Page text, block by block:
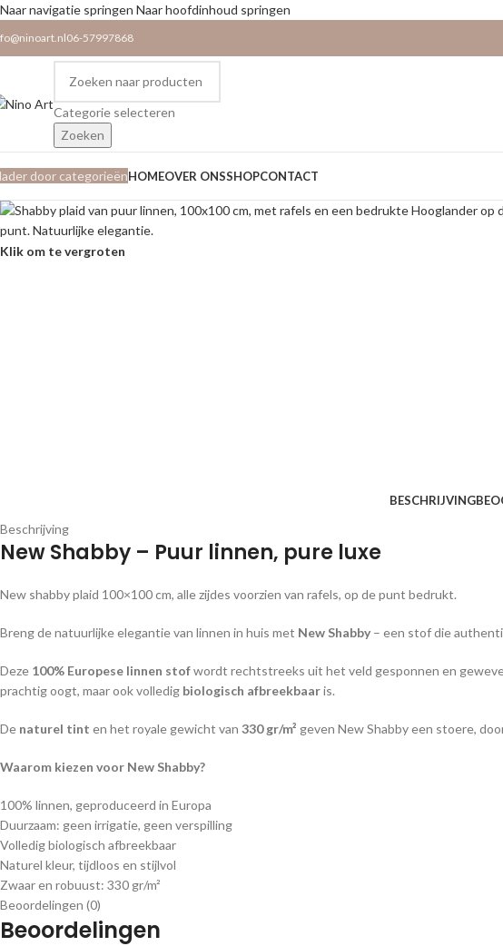
Naar navigatie springen Naar hoofdinhoud springen
06-57997868
Categorie selecteren
Zoeken
door categorieënHOMEOVER ONSSHOPCONTACT
Klik om te vergroten
BESCHRIJVING
Beschrijving
New Shabby – Puur linnen, pure luxe
New shabby plaid 100×100 cm, alle zijdes voorzien van rafels, op de punt bedrukt.
Breng de natuurlijke elegantie van linnen in huis met New Shabby – een stof die
Deze 100% Europese linnen stofwordt rechtstreeks uit het veld gesponnen en
prachtig oogt, maar ook volledig biologisch afbreekbaaris.
De naturel tint en het royale gewicht van 330 gr/m² geven New Shabby een stoere,
Waarom kiezen voor New Shabby?
100% linnen, geproduceerd in Europa
Duurzaam: geen irrigatie, geen verspilling
Volledig biologisch afbreekbaar
Naturel kleur, tijdloos en stijlvol
Zwaar en robuust: 330 gr/m²
Beoordelingen (0)
Beoordelingen